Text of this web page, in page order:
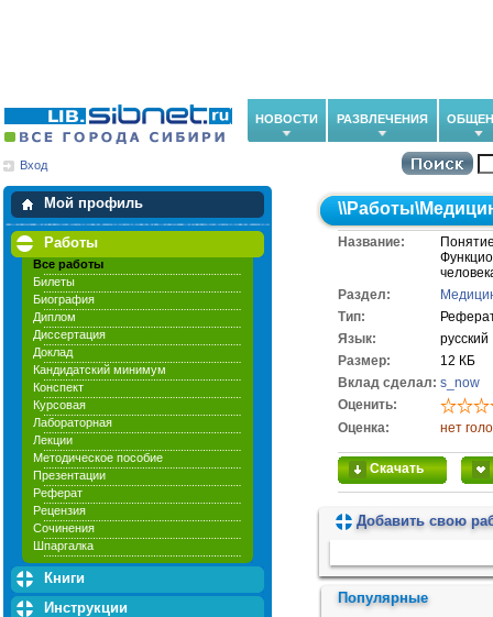
НОВОСТИ РАЗВЛЕЧЕНИЯ
Вход
Мой профиль
Мои закладки
Работы
Все работы
Билеты
Биография
Диплом
Диссертация
Доклад
Кандидатский минимум
Конспект
Курсовая
Лабораторная
Лекции
Методическое пособие
Презентации
Реферат
Рецензия
Сочинения
Шпаргалка
Книги
Инструкции
\\Работы\
Название:
Раздел:
Тип:
Язык:
русский
Размер:
12 КБ
Вклад сделал: s_now
Оценить:
Оценка:
нет
Скачать
Добавить свою
Популярные